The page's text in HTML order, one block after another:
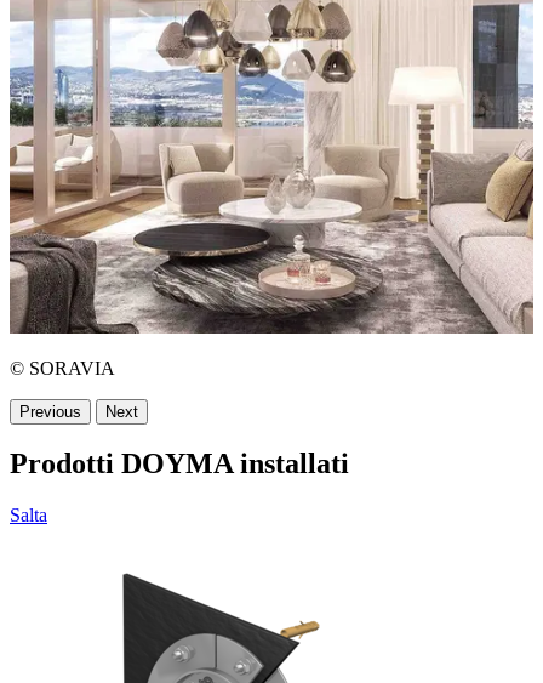
© SORAVIA
Previous Next
Prodotti DOYMA installati
Salta